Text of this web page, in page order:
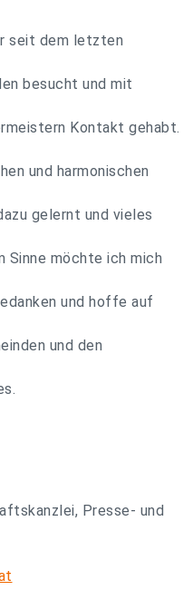
seit dem letzten
besucht und mit
Kontakt gehabt.
und harmonischen
gelernt und vieles
Sinne möchte ich mich
und hoffe auf
und den
Presse- und